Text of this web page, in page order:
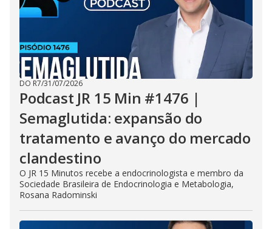
DO R7/31/07/2026
Podcast JR 15 Min #1476 |
Semaglutida: expansão do
tratamento e avanço do mercado
clandestino
O JR 15 Minutos recebe a endocrinologista e membro da
Sociedade Brasileira de Endocrinologia e Metabologia,
Rosana Radominski